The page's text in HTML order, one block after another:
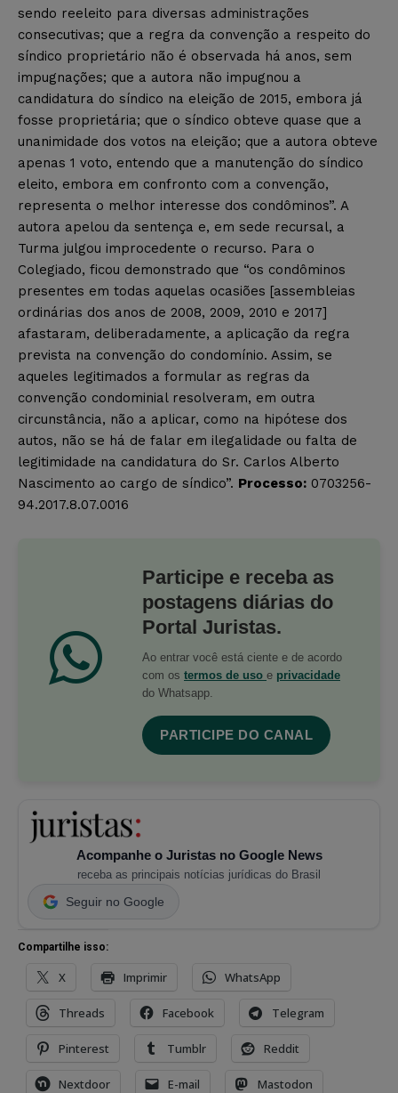
sendo reeleito para diversas administrações
consecutivas; que a regra da convenção a respeito do
síndico proprietário não é observada há anos, sem
impugnações; que a autora não impugnou a
candidatura do síndico na eleição de 2015, embora já
fosse proprietária; que o síndico obteve quase que a
unanimidade dos votos na eleição; que a autora obteve
apenas 1 voto, entendo que a manutenção do síndico
eleito, embora em confronto com a convenção,
representa o melhor interesse dos condôminos”. A
autora apelou da sentença e, em sede recursal, a
Turma julgou improcedente o recurso. Para o
Colegiado, ficou demonstrado que “os condôminos
presentes em todas aquelas ocasiões [assembleias
ordinárias dos anos de 2008, 2009, 2010 e 2017]
afastaram, deliberadamente, a aplicação da regra
prevista na convenção do condomínio. Assim, se
aqueles legitimados a formular as regras da
convenção condominial resolveram, em outra
circunstância, não a aplicar, como na hipótese dos
autos, não se há de falar em ilegalidade ou falta de
legitimidade na candidatura do Sr. Carlos Alberto
Nascimento ao cargo de síndico”. Processo: 0703256-
94.2017.8.07.0016
Participe e receba as
postagens diárias do
Portal Juristas.
Ao entrar você está ciente e de acordo
com os termos de uso e privacidade
do Whatsapp.
PARTICIPE DO CANAL
Acompanhe o Juristas no Google News
receba as principais notícias jurídicas do Brasil
Seguir no Google
Compartilhe isso:
X Imprimir WhatsApp
Threads Facebook Telegram
Pinterest Tumblr Reddit
Nextdoor E-mail Mastodon